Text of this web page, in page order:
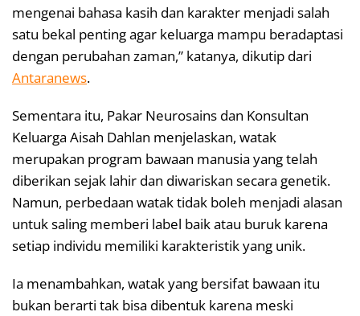
mengenai bahasa kasih dan karakter menjadi salah
satu bekal penting agar keluarga mampu beradaptasi
dengan perubahan zaman,” katanya, dikutip dari
Antaranews.
Sementara itu, Pakar Neurosains dan Konsultan
Keluarga Aisah Dahlan menjelaskan, watak
merupakan program bawaan manusia yang telah
diberikan sejak lahir dan diwariskan secara genetik.
Namun, perbedaan watak tidak boleh menjadi alasan
untuk saling memberi label baik atau buruk karena
setiap individu memiliki karakteristik yang unik.
Ia menambahkan, watak yang bersifat bawaan itu
bukan berarti tak bisa dibentuk karena meski